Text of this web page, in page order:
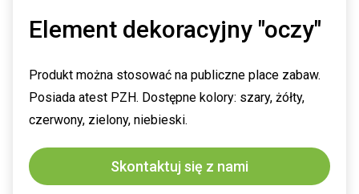
Element dekoracyjny "oczy"
Produkt można stosować na publiczne place zabaw.
Posiada atest PZH. Dostępne kolory: szary, żółty,
czerwony, zielony, niebieski.
Skontaktuj się z nami